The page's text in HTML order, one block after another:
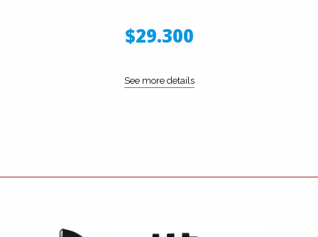
$29.300
See more details